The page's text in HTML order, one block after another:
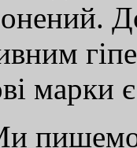
марки